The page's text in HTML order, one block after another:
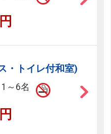
・トイレ付和室)
1～6名